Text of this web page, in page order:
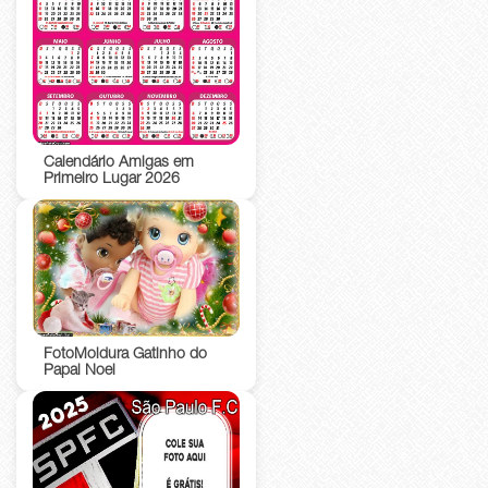
Calendário Amigas em
Primeiro Lugar 2026
FotoMoldura Gatinho do
Papai Noel